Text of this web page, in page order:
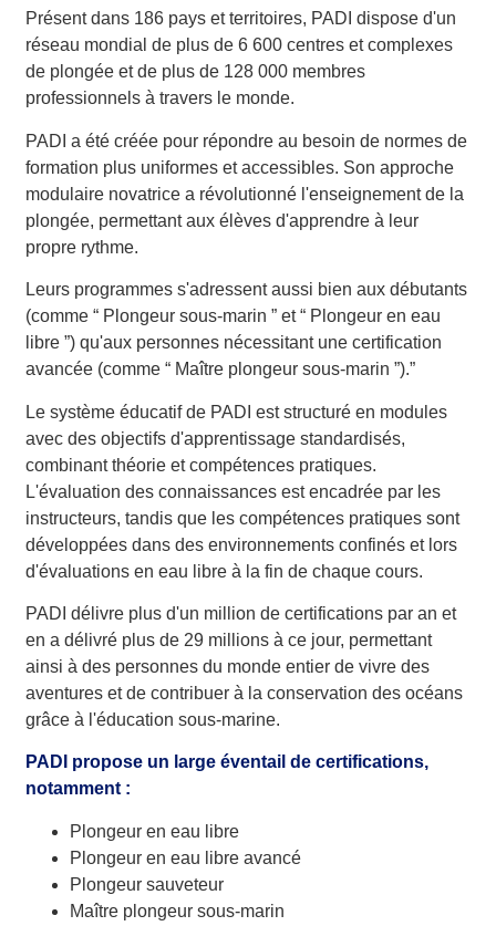
Présent dans 186 pays et territoires, PADI dispose d'un
réseau mondial de plus de 6 600 centres et complexes
de plongée et de plus de 128 000 membres
professionnels à travers le monde.
PADI a été créée pour répondre au besoin de normes de
formation plus uniformes et accessibles. Son approche
modulaire novatrice a révolutionné l'enseignement de la
plongée, permettant aux élèves d'apprendre à leur
propre rythme.
Leurs programmes s'adressent aussi bien aux débutants
(comme “ Plongeur sous-marin ” et “ Plongeur en eau
libre ”) qu'aux personnes nécessitant une certification
avancée (comme “ Maître plongeur sous-marin ”).”
Le système éducatif de PADI est structuré en modules
avec des objectifs d'apprentissage standardisés,
combinant théorie et compétences pratiques.
L'évaluation des connaissances est encadrée par les
instructeurs, tandis que les compétences pratiques sont
développées dans des environnements confinés et lors
d'évaluations en eau libre à la fin de chaque cours.
PADI délivre plus d'un million de certifications par an et
en a délivré plus de 29 millions à ce jour, permettant
ainsi à des personnes du monde entier de vivre des
aventures et de contribuer à la conservation des océans
grâce à l'éducation sous-marine.
PADI propose un large éventail de certifications,
notamment :
Plongeur en eau libre
Plongeur en eau libre avancé
Plongeur sauveteur
Maître plongeur sous-marin